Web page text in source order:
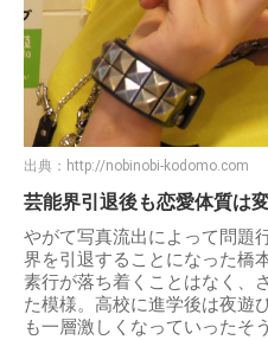
出典： http://nobinobi-kodomo.com
芸能界引退後も恋愛体質は
やがて写真流出によって問題
界を引退することになった橋
素行が落ち着くことはなく、
た模様。高校に進学後は夜遊
も一層激しくなっていったそ